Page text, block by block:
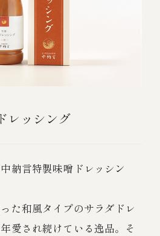
レッシング
納言特製味噌ドレッシン
た和風タイプのサラダドレ
愛され続けている逸品。そ